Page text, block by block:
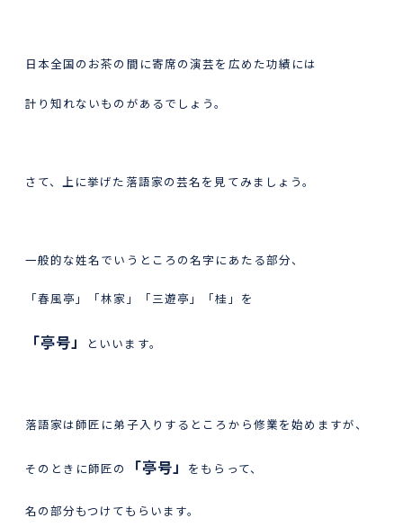
日本全国のお茶の間に寄席の演芸を広めた功績には
計り知れないものがあるでしょう。
さて、上に挙げた落語家の芸名を見てみましょう。
一般的な姓名でいうところの名字にあたる部分、
「春風亭」「林家」「三遊亭」「桂」を
「亭号」 といいます。
落語家は師匠に弟子入りするところから修業を始めますが、
そのときに師匠の 「亭号」 をもらって、
名の部分もつけてもらいます。